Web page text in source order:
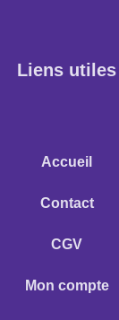
Liens utiles
Accueil
Contact
CGV
Mon compte